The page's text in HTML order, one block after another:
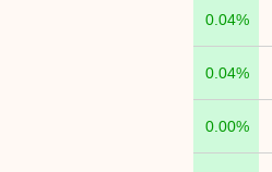
0.04%
0.04%
0.00%